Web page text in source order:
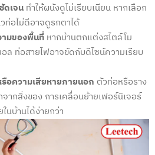
ดเจน ทำให้ผนังดูไม่เรียบเนียน หากเลือก
ท่อไม่ดีอาจดูรกตาได้
มของพื้นที่ หากบ้านตกแต่งสไตล์โม
ล ท่อสายไฟอาจขัดกับดีไซน์ความเรียบ
อความเสียหายภายนอก ตัวท่อหรือราง
ากสิ่งของ การเคลื่อนย้ายเฟอร์นิเจอร์
นบ้านได้ง่ายกว่า